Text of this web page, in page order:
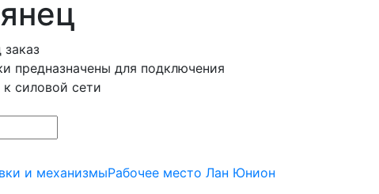
предназначены для подключения
силовой сети
и механизмыРабочее место Лан Юнион